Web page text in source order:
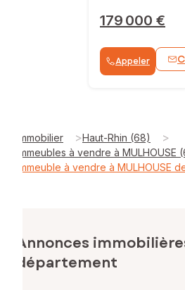
179 000 €
Appeler
Immobilier >Haut-Rhin (68) >
Immeubles à vendre à MULHOUSE
Immeuble à vendre à MULHOUSE
Annonces
département